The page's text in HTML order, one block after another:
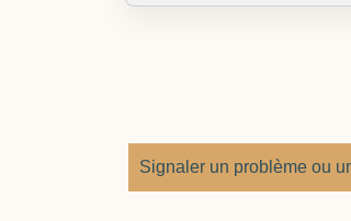
Signaler un problème ou